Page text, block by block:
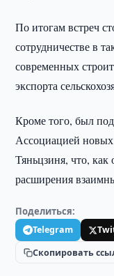
По итогам встреч
сотрудничестве в
современных
экспорта
Кроме того, был
Ассоциацией
Тяньцзиня, что, как
расширения
Поделиться:
Telegram
Скопировать